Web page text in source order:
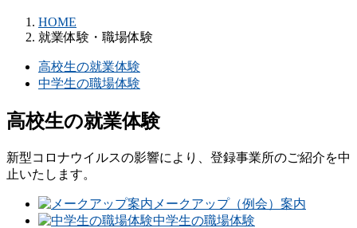
HOME
就業体験・職場体験
高校生の就業体験
中学生の職場体験
高校生の就業体験
新型コロナウイルスの影響により、登録事業所のご紹介を中
止いたします。
メークアップ（例会）案内
中学生の職場体験